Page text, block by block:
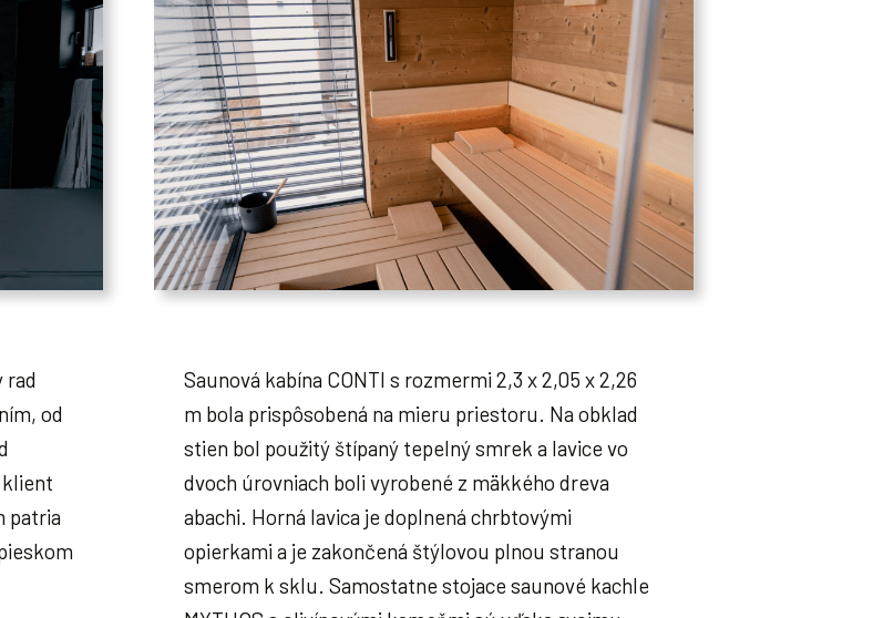
rad
od
patria
Saunová kabína CONTI s rozmermi 2,3 x 2,05 x 2,26
m bola prispôsobená na mieru priestoru. Na obklad
stien bol použitý štípaný tepelný smrek a lavice vo
dvoch úrovniach boli vyrobené z mäkkého dreva
abachi. Horná lavica je doplnená chrbtovými
opierkami a je zakončená štýlovou plnou stranou
smerom k sklu. Samostatne stojace saunové kachle